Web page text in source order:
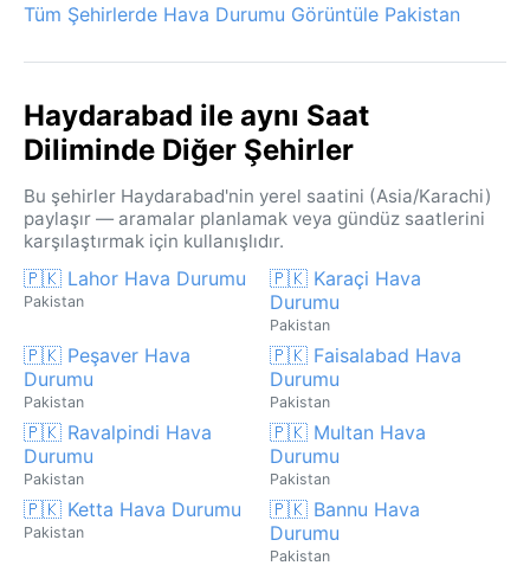
Tüm Şehirlerde Hava Durumu Görüntüle Pakistan
Haydarabad ile aynı Saat
Diliminde Diğer Şehirler
Bu şehirler Haydarabad'nin yerel saatini (Asia/Karachi)
paylaşır — aramalar planlamak veya gündüz saatlerini
karşılaştırmak için kullanışlıdır.
🇵🇰 Lahor Hava Durumu
Pakistan
🇵🇰 Karaçi Hava
Durumu
Pakistan
🇵🇰 Peşaver Hava
Durumu
Pakistan
🇵🇰 Faisalabad Hava
Durumu
Pakistan
🇵🇰 Ravalpindi Hava
Durumu
Pakistan
🇵🇰 Multan Hava
Durumu
Pakistan
🇵🇰 Ketta Hava Durumu
Pakistan
🇵🇰 Bannu Hava
Durumu
Pakistan